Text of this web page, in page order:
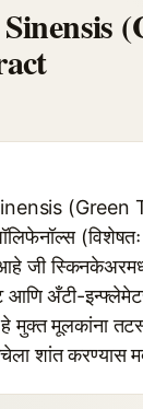
(Green
जी
अँटी-
हे मुक्त मूलकांना
शांत